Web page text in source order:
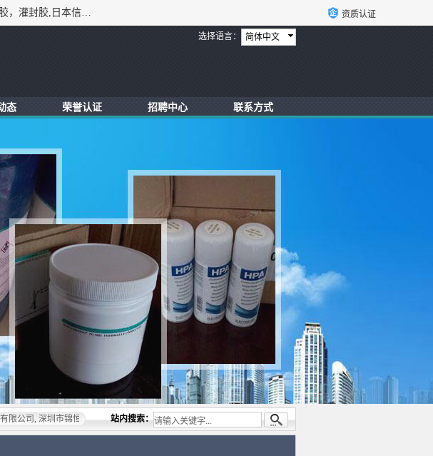
深圳市锦恒电子材料有限公司，专业代理与开发电子与胶粘产品， 美国道康宁(DOW CORNING)硅胶.RTV硅胶，灌封胶,日本信越(ShinEtsu)， 美国通用/东芝(GE/Toshiba)，美国HUMISEAL防潮绝缘胶， 日本小西(KONISHI)胶粘剂，3M,三键，乐泰，日本施敏打硬(CEMEDINE)硅胶，等众多进口品牌. 资质认证
简体中文
选择语言：
态 荣誉认证 招聘中心 联系方式
公司, 深圳市锦恒电子材料有限公司，专业代理与开发电子与胶粘产品， 美国道康宁(DOW CORNING)硅胶
站内搜索：